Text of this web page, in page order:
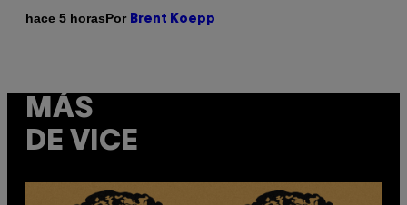
hace 5 horasPor Brent Koepp
MÁS
DE VICE